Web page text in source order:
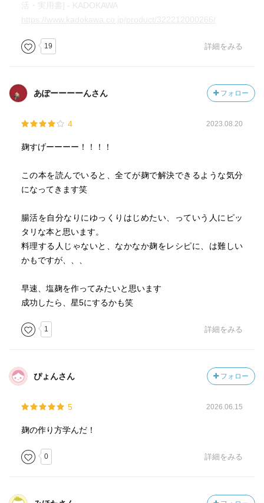
活・実用書] - KADOKAWA
19 詳細をみる
あぽーーーーんさん フォロー
4 2023.08.20
麹すげーーーー！！！！
この本を読んでいると、全てが麹で解決できるような気分
になってきます笑
腸活を自分なりにゆっくりはじめたい、っていう人にピッ
タリな本と思います。
料理する人じゃないと、なかなか麹をレシピに、は難しい
かもですが、、、
早速、塩麹を作ってみたいと思います
成功したら、星5にするかも笑
1 詳細をみる
ぴょんさん フォロー
5 2026.06.15
麹の作り方学んだ！
0 詳細をみる